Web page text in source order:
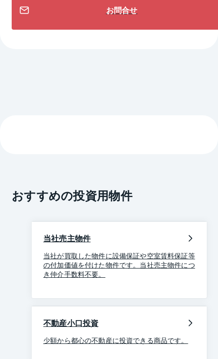
お問合せ
おすすめの投資用物件
当社売主物件
当社が買取した物件に設備保証や空室賃料保証等
の付加価値を付けた物件です。当社売主物件につ
き仲介手数料不要。
不動産小口投資
少額から都心の不動産に投資できる商品です。